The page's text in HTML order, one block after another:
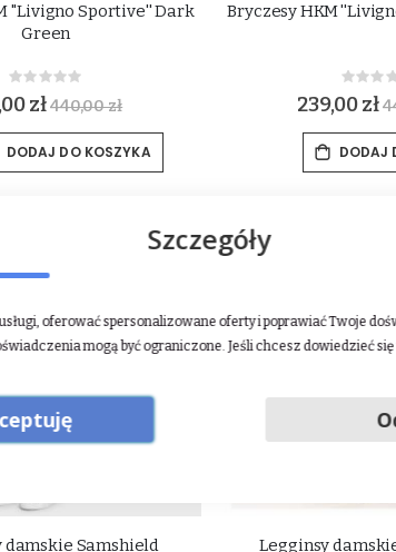
''Livigno Sportive'' Dark
Green
Rating:
0%zł440,00 zł
DODAJ DO KOSZYKA
Bryczesy HKM
0%
239,00 zł
DODAJ
damskie Samshield
-50%
Legginsy
Szczegóły
oferować spersonalizowane oferty i poprawiać Twoje
mogą być ograniczone. Jeśli chcesz dowiedzieć